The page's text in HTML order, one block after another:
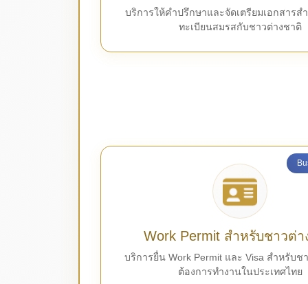
บริการให้คำปรึกษาและจัดเตรียมเอกสารส
ทะเบียนสมรสกับชาวต่างชาติ
Work Permit สำหรับชาวต่
บริการยื่น Work Permit และ Visa สำหรับช
ต้องการทำงานในประเทศไทย